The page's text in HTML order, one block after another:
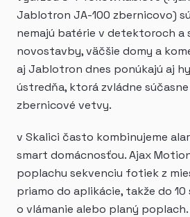
Jablotron JA-100 zbernicovo)
nemajú batérie v detektoroch a
novostavby, väčšie domy a
aj Jablotron dnes ponúkajú aj
ústredňa, ktorá zvládne
zbernicové vetvy.
v Skalici často kombinujeme
smart domácnosťou. Ajax
poplachu sekvenciu fotiek z
priamo do aplikácie, takže do
o vlámanie alebo planý poplach.